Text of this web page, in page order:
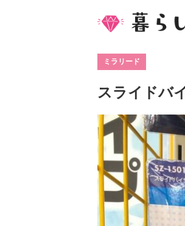
ミラリード
スライドバ